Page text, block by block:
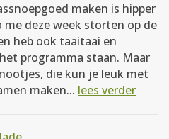
maken is hipper
me deze week storten op de
heb ook taaitaai en
programma staan. Maar
die kun je leuk met
maken... lees verder